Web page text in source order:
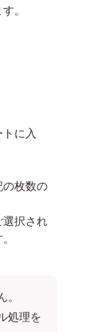
。
に入
枚数の
択され
処理を